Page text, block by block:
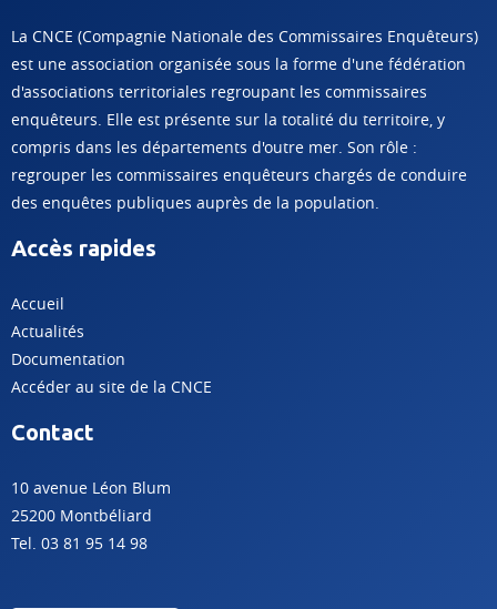
La CNCE (Compagnie Nationale des Commissaires Enquêteurs)
est une association organisée sous la forme d'une fédération
d'associations territoriales regroupant les commissaires
enquêteurs. Elle est présente sur la totalité du territoire, y
compris dans les départements d'outre mer. Son rôle :
regrouper les commissaires enquêteurs chargés de conduire
des enquêtes publiques auprès de la population.
Accès rapides
Accueil
Actualités
Documentation
Accéder au site de la CNCE
Contact
10 avenue Léon Blum
25200 Montbéliard
Tel. 03 81 95 14 98